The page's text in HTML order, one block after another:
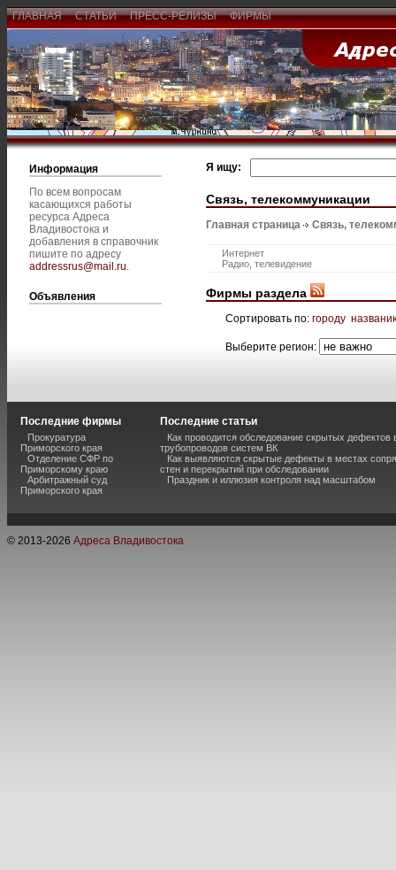
ГЛАВНАЯ СТАТЬИ ПРЕСС-РЕЛИЗЫ ФИРМЫ
Информация
По всем вопросам
касающихся работы
ресурса Адреса
Владивостока и
добавления в справочник
пишите по адресу
addressrus@mail.ru.
Объявления
Я ищу:
Связь, телекоммуникации
Главная страница Связь,
Интернет
Радио, телевидение
Фирмы раздела
Сортировать по: городу
Выберите регион:
Последние фирмы
Прокуратура
Приморского края
Отделение СФР по
Приморскому краю
Арбитражный суд
Приморского края
Последние статьи
Как проводится обследование скрытых дефектов
трубопроводов систем ВК
Как выявляются скрытые дефекты в местах
стен и перекрытий при обследовании
Праздник и иллюзия контроля над масштабом
© 2013-2026 Адреса Владивостока